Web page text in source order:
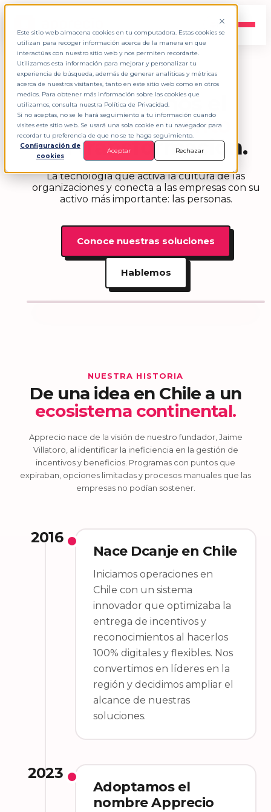
Este sitio web almacena cookies en tu computadora. Estas cookies se
utilizan para recoger información acerca de la manera en que
interactúas con nuestro sitio web y nos permiten recordarte.
Utilizamos esta información para mejorar y personalizar tu
experiencia de búsqueda, además de generar analíticas y métricas
acerca de nuestros visitantes, tanto en este sitio web como en otros
medios. Para obtener más información sobre las cookies que
utilizamos, consulta nuestra Política de Privacidad.
Si no aceptas, no se le hará seguimiento a tu información cuando
visites este sitio web. Se usará una sola cookie en tu navegador para
recordar tu preferencia de que no se te haga seguimiento.
Configuración de
cookies
Aceptar Rechazar
ES
SOMOS APPRECIO
Convertimos el
reconocimiento
en transformación.
La tecnología que activa la cultura de las
organizaciones y conecta a las empresas con su
activo más importante: las personas.
Conoce nuestras soluciones
Hablemos
NUESTRA HISTORIA
De una idea en Chile a un
ecosistema continental.
Apprecio nace de la visión de nuestro fundador, Jaime
Villatoro, al identificar la ineficiencia en la gestión de
incentivos y beneficios. Programas con puntos que
expiraban, opciones limitadas y procesos manuales que las
empresas no podían sostener.
2016
Nace Dcanje en Chile
Iniciamos operaciones en
Chile con un sistema
innovador que optimizaba la
entrega de incentivos y
reconocimientos al hacerlos
100% digitales y flexibles. Nos
convertimos en líderes en la
región y decidimos ampliar el
alcance de nuestras
soluciones.
2023
Adoptamos el
nombre Apprecio